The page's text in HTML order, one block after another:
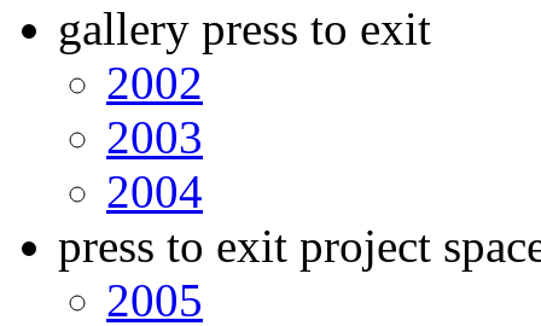
gallery press to exit
2002
2003
2004
press to exit project
2005